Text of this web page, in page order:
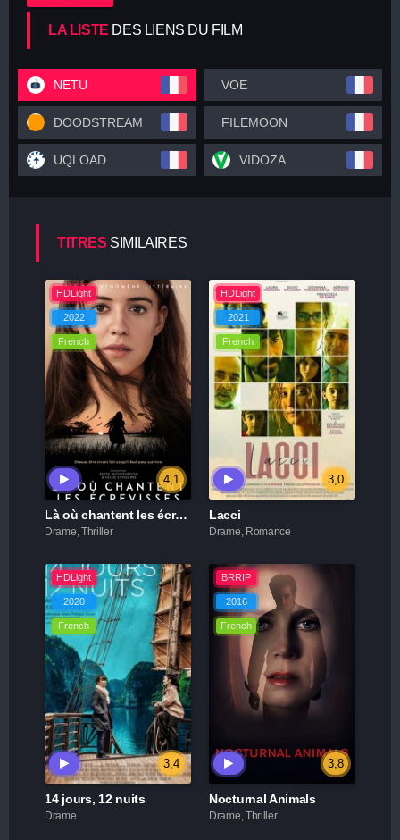
LA LISTE DES LIENS DU FILM
NETU VOE
DOODSTREAM FILEMOON
UQLOAD VIDOZA
TITRES SIMILAIRES
HDLight
2022
French
4,1
Là où chantent les écrevisses
Drame, Thriller
HDLight
2021
French
3,0
Lacci
Drame, Romance
HDLight
2020
French
3,4
14 jours, 12 nuits
Drame
BRRIP
2016
French
3,8
Nocturnal Animals
Drame, Thriller